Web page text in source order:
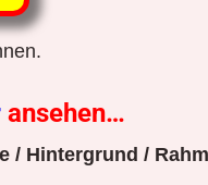
ansehen…
/ Hintergrund /